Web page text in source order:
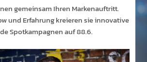
gem­einsam Ihren Marken­auf­tritt.
und Er­fahr­ung kre­ieren sie inno­vative
Spot­kam­pagnen auf 88.6.